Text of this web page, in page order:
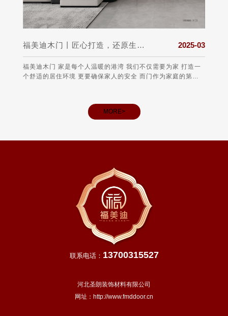
福美迪木门丨匠心打造，还原生活真实的本质 2025-03
福美迪木门 家是每个人温暖的港湾 我们不仅需要为家 打造一
个舒适的居住环境 更要确保家人的安全 而门作为家庭的第一
MORE>
联系电话： 13700315527
河北圣朗装饰材料有限公司
网址： http://www.fmddoor.cn